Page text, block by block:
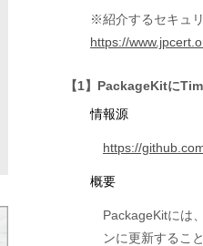
※紹介するセキュ
https://
【1】PackageKitに
情報源
https://
概要
PackageKitには
ンに更新するこ